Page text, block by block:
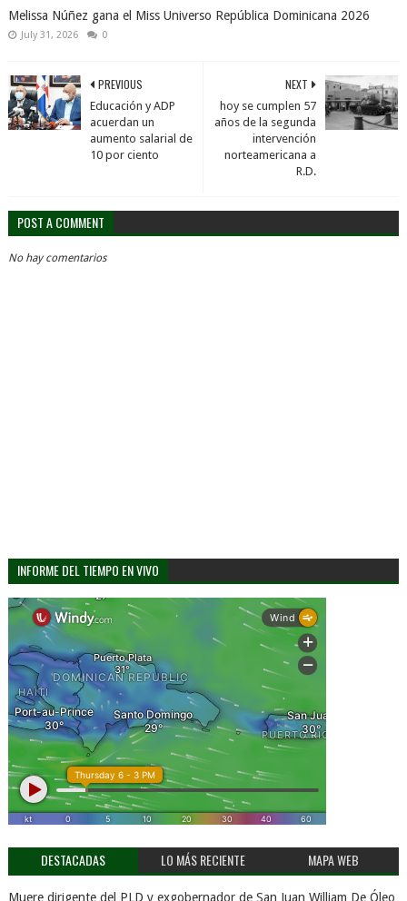
Melissa Núñez gana el Miss Universo República Dominicana 2026
July 31, 2026 0
NEXT
hoy se cumplen 57
años de la segunda
intervención
norteamericana a
R.D.
PREVIOUS
Educación y ADP
acuerdan un
aumento salarial de
10 por ciento
POST A COMMENT
No hay comentarios
INFORME DEL TIEMPO EN VIVO
DESTACADAS LO MÁS RECIENTE MAPA WEB
Muere dirigente del PLD y exgobernador de San Juan William De Óleo